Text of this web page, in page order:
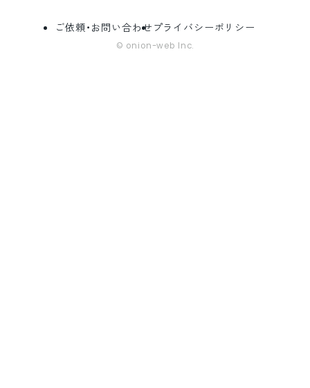
ご依頼・お問い合わせ プライバシーポリシー
© onion-web Inc.